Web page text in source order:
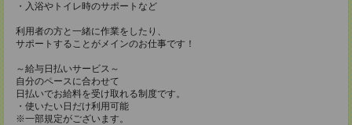
・入浴やトイレ時のサポートなど
利用者の方と一緒に作業をしたり、
サポートすることがメインのお仕事です！
～給与日払いサービス～
自分のペースに合わせて
日払いでお給料を受け取れる制度です。
・使いたい日だけ利用可能
※一部規定がございます。